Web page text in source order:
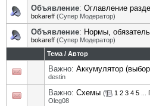
Объявление: Оглавление
bokareff (Супер Модератор)
Объявление: Нормы,
bokareff (Супер Модератор)
Тема / Автор
Важно: Аккумулятор
destin
Важно: Схемы ( 1 2 3 4 5
Oleg08